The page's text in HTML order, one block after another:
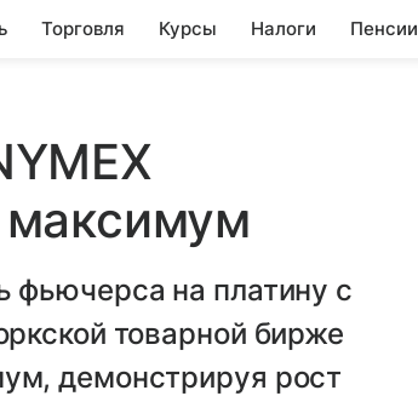
Торговля Курсы Налоги Пенсии
максимум
на платину с
товарной бирже
демонстрируя рост